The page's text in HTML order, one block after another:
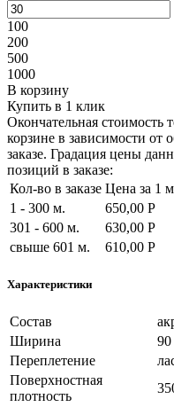
100
200
500
1000
В корзину
Купить в 1 клик
Окончательная стоимость
корзине в зависимости от
заказе. Градация цены
позиций в заказе:
Кол-во в заказе Цена за 1
1 - 300 м.
650,00 Р
301 - 600 м.
630,00 Р
свыше 601 м.
610,00 Р
Характеристики
Состав
Ширина
Переплетение
Поверхностная
плотность